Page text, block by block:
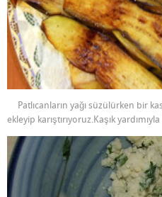
Patlıcanların yağı süzülürken bir
ekleyip karıştırıyoruz.Kaşık